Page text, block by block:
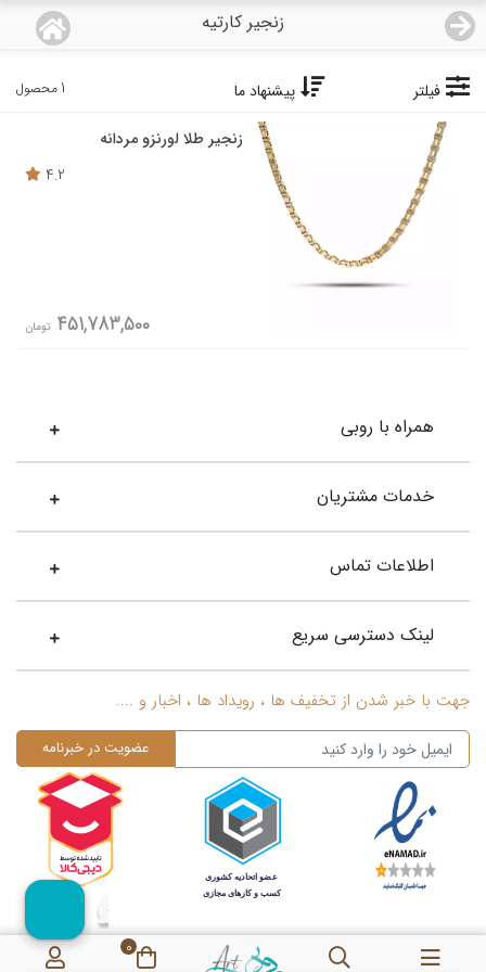
زنجیر کارتیه
0
منو
دسته بندی محصولات
نمایندگی ها
مجله روبی
تماس با ما
فیلتر پیشنهاد ما 1 محصول
زنجیر طلا لورنزو مردانه
4.2
451,783,500 تومان
همراه با روبی
خدمات مشتریان
اطلاعات تماس
لینک دسترسی سریع
جهت با خبر شدن از تخفیف ها ، رویداد ها ، اخبار و ....